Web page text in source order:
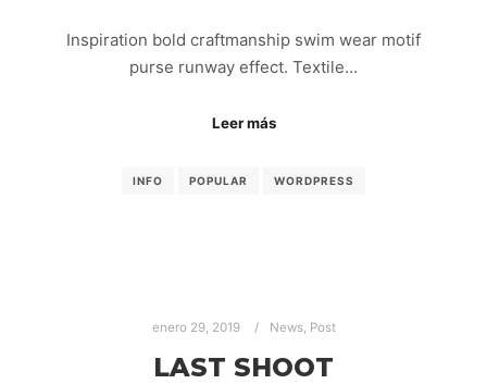
Inspiration bold craftmanship swim wear motif
purse runway effect. Textile…
Leer más
INFO POPULAR WORDPRESS
enero 29, 2019 News, Post
LAST SHOOT